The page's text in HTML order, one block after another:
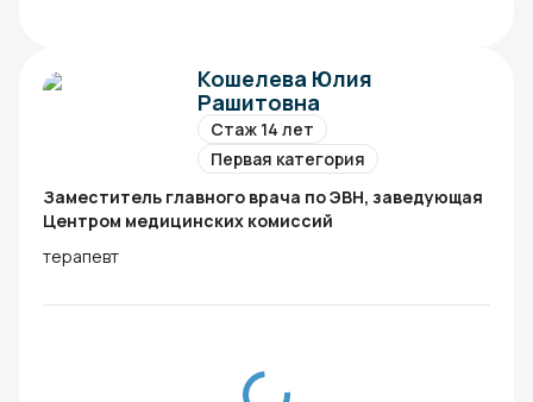
Кошелева Юлия
Рашитовна
Стаж 14 лет
Первая категория
Заместитель главного врача по ЭВН, заведующая
Центром медицинских комиссий
терапевт